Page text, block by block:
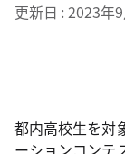
更新日 2023年
都内高校生を対
ーションコンテ